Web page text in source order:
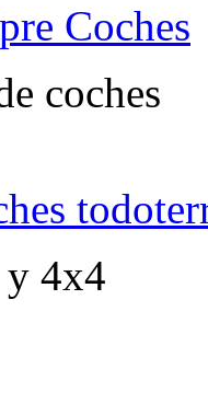
Coches
coches
y 4x4